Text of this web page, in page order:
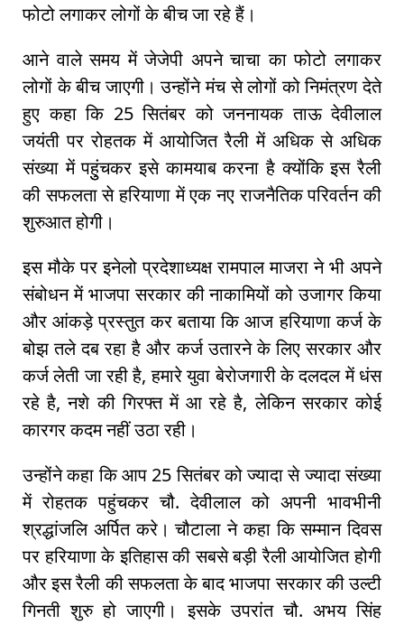
फोटो लगाकर लोगों के बीच जा रहे हैं।
आने वाले समय में जेजेपी अपने चाचा का फोटो लगाकर
लोगों के बीच जाएगी। उन्होंने मंच से लोगों को निमंत्रण देते
हुए कहा कि 25 सितंबर को जननायक ताऊ देवीलाल
जयंती पर रोहतक में आयोजित रैली में अधिक से अधिक
संख्या में पहुुंचकर इसे कामयाब करना है क्योंकि इस रैली
की सफलता से हरियाणा में एक नए राजनैतिक परिवर्तन की
शुरुआत होगी।
इस मौके पर इनेलो प्रदेशाध्यक्ष रामपाल माजरा ने भी अपने
संबोधन में भाजपा सरकार की नाकामियों को उजागर किया
और आंकड़े प्रस्तुत कर बताया कि आज हरियाणा कर्ज के
बोझ तले दब रहा है और कर्ज उतारने के लिए सरकार और
कर्ज लेती जा रही है, हमारे युवा बेरोजगारी के दलदल में धंस
रहे है, नशे की गिरफ्त में आ रहे है, लेकिन सरकार कोई
कारगर कदम नहीं उठा रही।
उन्होंने कहा कि आप 25 सितंबर को ज्यादा से ज्यादा संख्या
में रोहतक पहुंचकर चौ. देवीलाल को अपनी भावभीनी
श्रद्धांजलि अर्पित करे। चौटाला ने कहा कि सम्मान दिवस
पर हरियाणा के इतिहास की सबसे बड़ी रैली आयोजित होगी
और इस रैली की सफलता के बाद भाजपा सरकार की उल्टी
गिनती शुरु हो जाएगी। इसके उपरांत चौ. अभय सिंह